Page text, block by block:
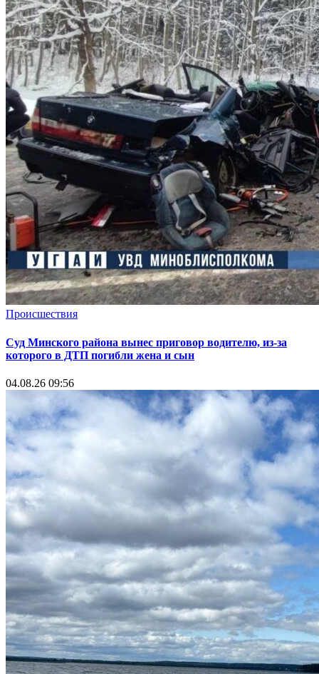
Происшествия
Суд Минского района вынес приговор водителю, из-за
которого в ДТП погибли жена и сын
04.08.26 09:56